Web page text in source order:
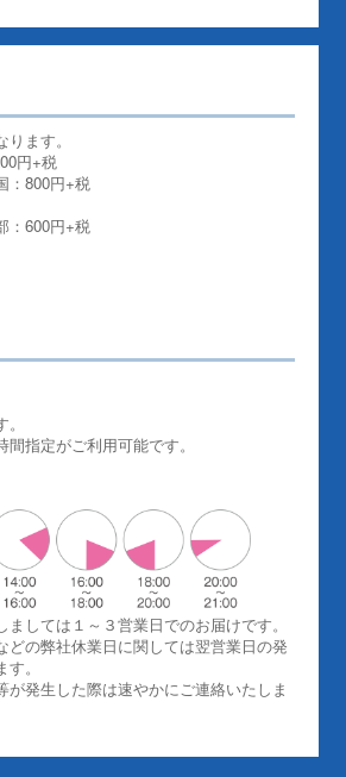
ます。
円+税
：800円+税
：600円+税
指定がご利用可能です。
しては１～３営業日でのお届けです。
どの弊社休業日に関しては翌営業日の発
。
が発生した際は速やかにご連絡いたしま